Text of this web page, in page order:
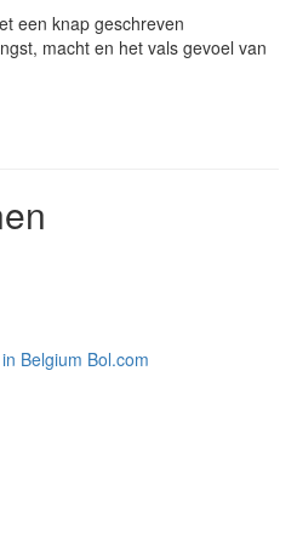
een knap geschreven
macht en het vals gevoel van
Belgium Bol.com